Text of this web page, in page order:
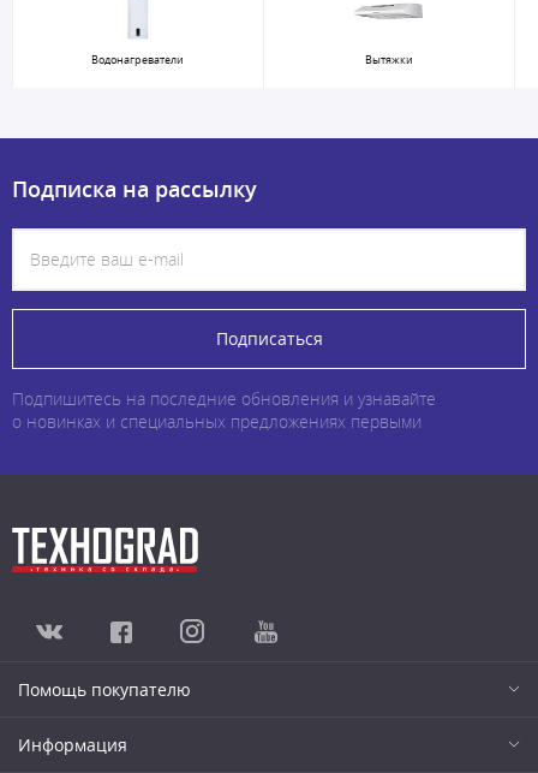
Водонагреватели Вытяжки
Подписка на рассылку
Подписаться
Подпишитесь на последние обновления и узнавайте
о новинках и специальных предложениях первыми
Помощь покупателю
Информация